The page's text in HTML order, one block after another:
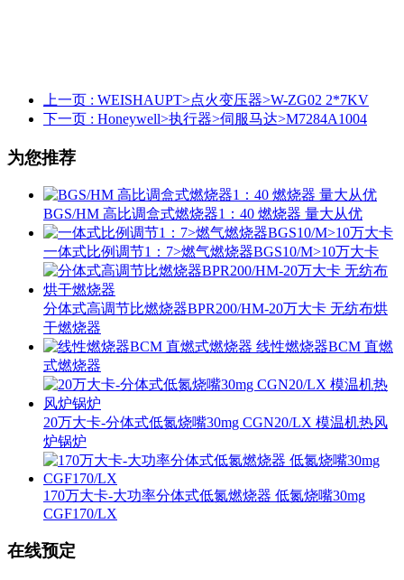
上一页 : WEISHAUPT>点火变压器>W-ZG02 2*7KV
下一页 : Honeywell>执行器>伺服马达>M7284A1004
为您推荐
BGS/HM 高比调盒式燃烧器1：40 燃烧器 量大从优
一体式比例调节1：7>燃气燃烧器BGS10/M>10万大卡
分体式高调节比燃烧器BPR200/HM-20万大卡 无纺布烘
干燃烧器
线性燃烧器BCM 直燃
式燃烧器
20万大卡-分体式低氮烧嘴30mg CGN20/LX 模温机热风
炉锅炉
170万大卡-大功率分体式低氮燃烧器 低氮烧嘴30mg
CGF170/LX
在线预定